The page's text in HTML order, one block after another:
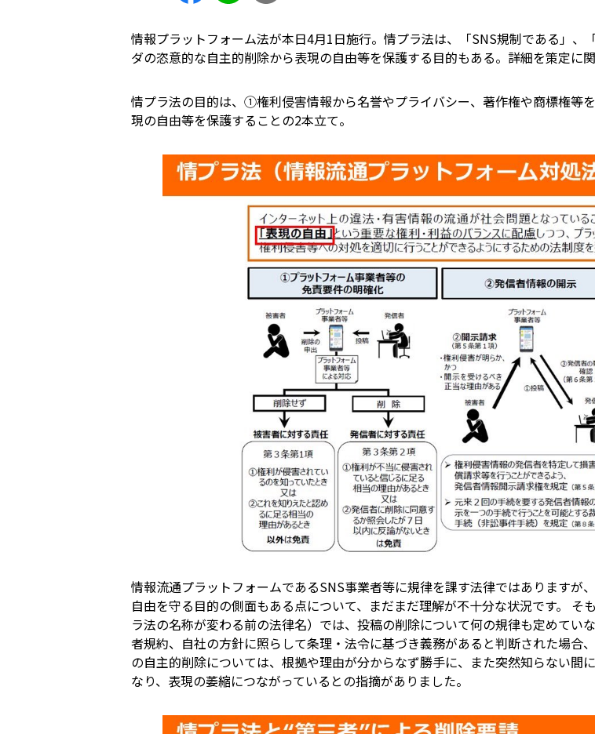
情報プラットフォーム法が本日4月1日施行。情プラ法は、「SNS規制である」
ダの恣意的な自主的削除から表現の自由等を保護する目的もある。詳細を策定に
情プラ法の目的は、①権利侵害情報から名誉やプライバシー、著作権や商標権等
現の自由等を保護することの2本立て。
情報流通プラットフォームであるSNS事業者等に規律を課す法律ではありますが
自由を守る目的の側面もある点について、まだまだ理解が不十分な状況です。
ラ法の名称が変わる前の法律名）では、投稿の削除について何の規律も定めてい
者規約、自社の方針に照らして条理・法令に基づき義務があると判断された場合
の自主的削除については、根拠や理由が分からなず勝手に、また突然知らない間
なり、表現の萎縮につながっているとの指摘がありました。